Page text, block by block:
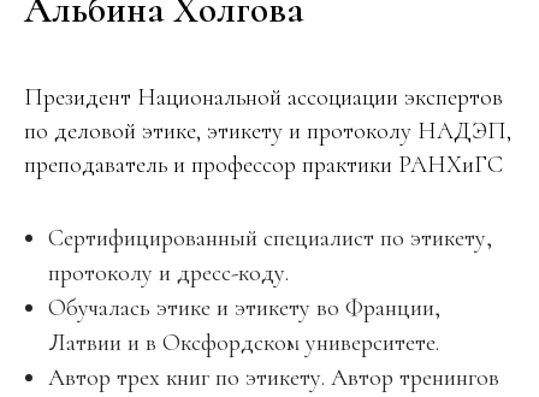
Президент Национальной ассоциации экспертов
по деловой этике, этикету и протоколу НАДЭП,
преподаватель и профессор практики РАНХиГС
Сертифицированный специалист по этикету,
протоколу и дресс-коду.
Обучалась этике и этикету во Франции,
Латвии и в Оксфордском университете.
Автор трех книг по этикету. Автор тренингов